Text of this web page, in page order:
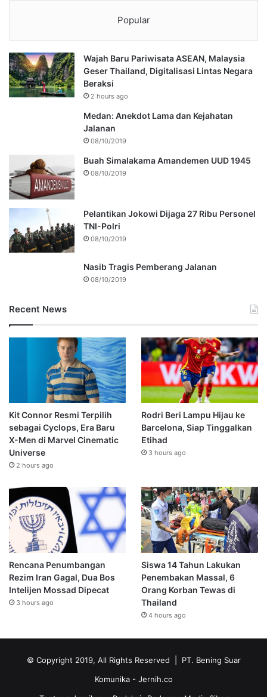
Popular
Wajah Baru Pariwisata ASEAN, Malaysia
Geser Thailand, Digitalisasi Lintas Negara
Beraksi
2 hours ago
Medan: Anekdot Lama dan Kejahatan
Jalanan
08/10/2019
Buah Simalakama Amandemen UUD 1945
08/10/2019
Pelantikan Jokowi Dijaga 27 Ribu Personel
TNI-Polri
08/10/2019
Nasib Tragis Pemberang Jalanan
08/10/2019
Recent News
Kit Connor Resmi Terpilih
sebagai Cyclops, Era Baru
X-Men di Marvel Cinematic
Universe
2 hours ago
Rodri Beri Lampu Hijau ke
Barcelona, Siap Tinggalkan
Etihad
3 hours ago
Rencana Penumbangan
Rezim Iran Gagal, Dua Bos
Intelijen Mossad Dipecat
3 hours ago
Siswa 14 Tahun Lakukan
Penembakan Massal, 6
Orang Korban Tewas di
Thailand
4 hours ago
© Copyright 2019, All Rights Reserved | PT. Bening Suar
Komunika - Jernih.co